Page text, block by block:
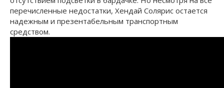
перечисленные недостатки, Хендай Солярис остается
надежным и презентабельным транспортным
средством.